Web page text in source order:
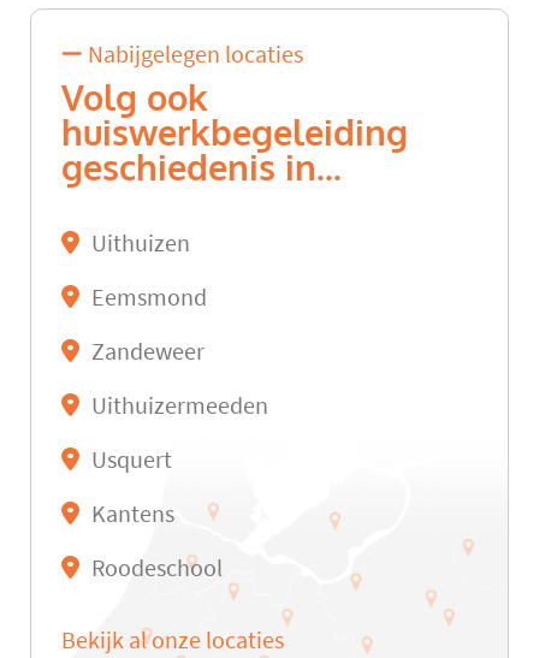
Nabijgelegen locaties
Volg ook
huiswerkbegeleiding
geschiedenis in...
Uithuizen
Eemsmond
Zandeweer
Uithuizermeeden
Usquert
Kantens
Roodeschool
Bekijk al onze locaties